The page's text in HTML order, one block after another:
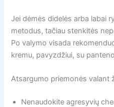
Jei dėmės didelės arba labai
metodus, tačiau stenkitės
Po valymo visada
kremu, pavyzdžiui, su
Atsargumo priemonės valant
Nenaudokite agresyvių